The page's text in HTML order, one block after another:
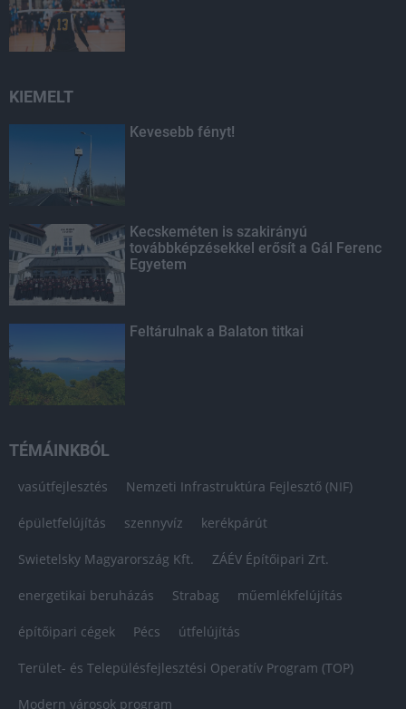
KIEMELT
Kevesebb fényt!
Kecskeméten is szakirányú
továbbképzésekkel erősít a Gál Ferenc
Egyetem
Feltárulnak a Balaton titkai
TÉMÁINKBÓL
vasútfejlesztés Nemzeti Infrastruktúra Fejlesztő (NIF)
épületfelújítás szennyvíz kerékpárút
Swietelsky Magyarország Kft. ZÁÉV Építőipari Zrt.
energetikai beruházás Strabag műemlékfelújítás
építőipari cégek Pécs útfelújítás
Terület- és Településfejlesztési Operatív Program (TOP)
Modern városok program